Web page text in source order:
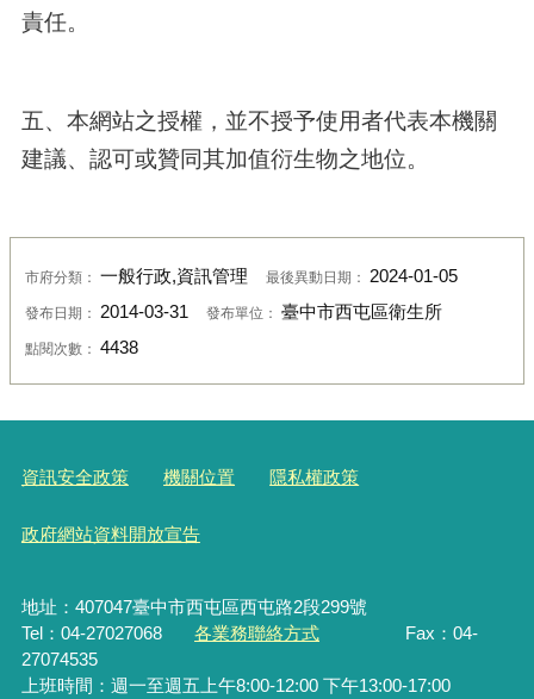
責任。
五、本網站之授權，並不授予使用者代表本機關
建議、認可或贊同其加值衍生物之地位。
市府分類： 一般行政,資訊管理 最後異動日期： 2024-01-05
發布日期： 2014-03-31 發布單位： 臺中市西屯區衛生所
點閱次數： 4438
資訊安全政策 機關位置 隱私權政策
政府網站資料開放宣告
地址：407047臺中市西屯區西屯路2段299號
Tel：04-27027068
各業務聯絡方式
Fax：04-
27074535
上班時間：週一至週五上午8:00-12:00 下午13:00-17:00